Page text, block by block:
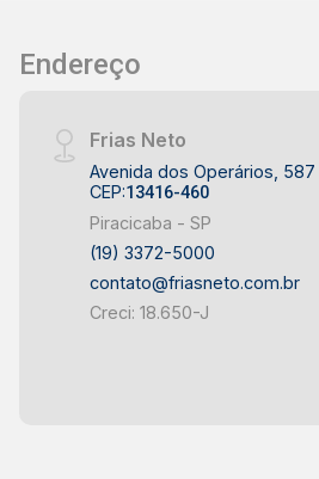
Endereço
Frias Neto
Avenida dos Operários, 587
CEP:13416-460
Piracicaba - SP
(19) 3372-5000
contato@friasneto.com.br
Creci: 18.650-J